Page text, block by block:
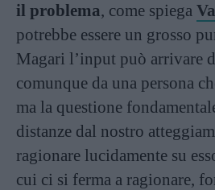
il problema, come spiega
potrebbe essere un grosso
Magari l’input può arrivare
comunque da una persona
ma la questione
distanze dal nostro
ragionare lucidamente su
cui ci si ferma a ragionare,